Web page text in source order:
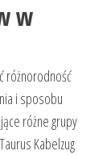
w
różnorodność
i sposobu
różne grupy
Kabelzug